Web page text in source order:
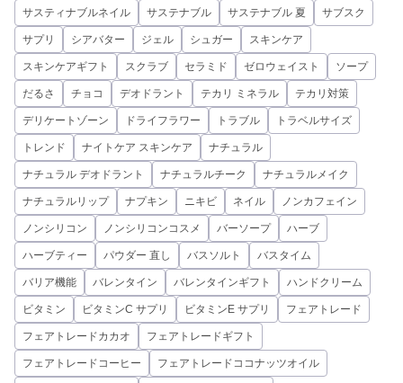
サスティナブルネイル サステナブル サステナブル 夏 サブスク
サプリ シアバター ジェル シュガー スキンケア
スキンケアギフト スクラブ セラミド ゼロウェイスト ソープ
だるさ チョコ デオドラント テカリ ミネラル テカリ対策
デリケートゾーン ドライフラワー トラブル トラベルサイズ
トレンド ナイトケア スキンケア ナチュラル
ナチュラル デオドラント ナチュラルチーク ナチュラルメイク
ナチュラルリップ ナプキン ニキビ ネイル ノンカフェイン
ノンシリコン ノンシリコンコスメ バーソープ ハーブ
ハーブティー パウダー 直し バスソルト バスタイム
バリア機能 バレンタイン バレンタインギフト ハンドクリーム
ビタミン ビタミンC サプリ ビタミンE サプリ フェアトレード
フェアトレードカカオ フェアトレードギフト
フェアトレードコーヒー フェアトレードココナッツオイル